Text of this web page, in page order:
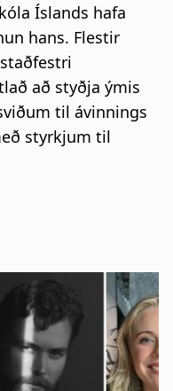
Íslands hafa
hans. Flestir
að styðja ýmis
til ávinnings
styrkjum til